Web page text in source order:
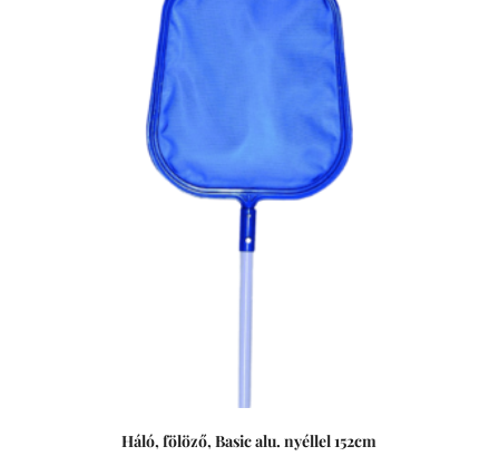
gyerekjátékok könnyed összegyűjtésére tervezett fölöző
háló, alumínium kerettel, megerősített polikarbonát
fogantyúval és tartós hálóval.
Háló, fölöző, Basic alu. nyéllel 152cm